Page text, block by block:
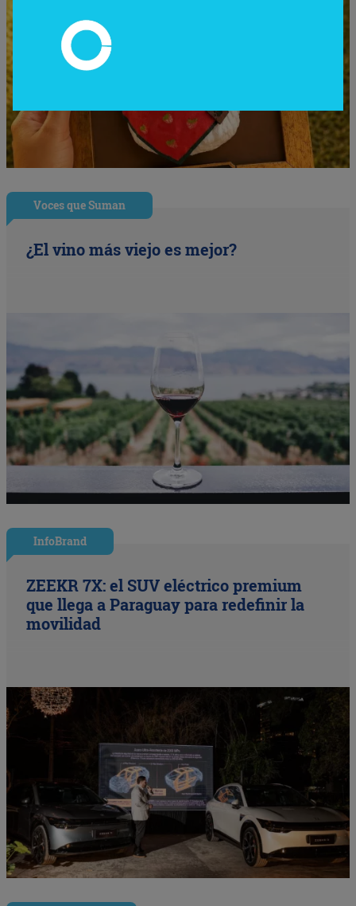
Voces que Suman
¿El vino más viejo es mejor?
InfoBrand
ZEEKR 7X: el SUV eléctrico premium
que llega a Paraguay para redefinir la
movilidad